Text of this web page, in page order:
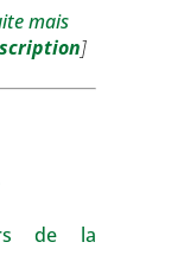
mais
]
de la